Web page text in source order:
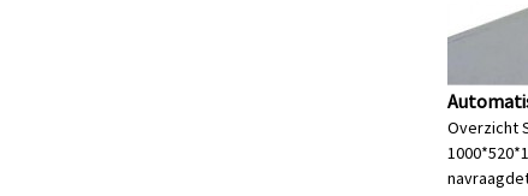
Overzicht
navraag